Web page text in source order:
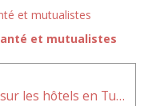
et mutualistes
Comment obtenir des réductions sur les hôtels en Tunisie